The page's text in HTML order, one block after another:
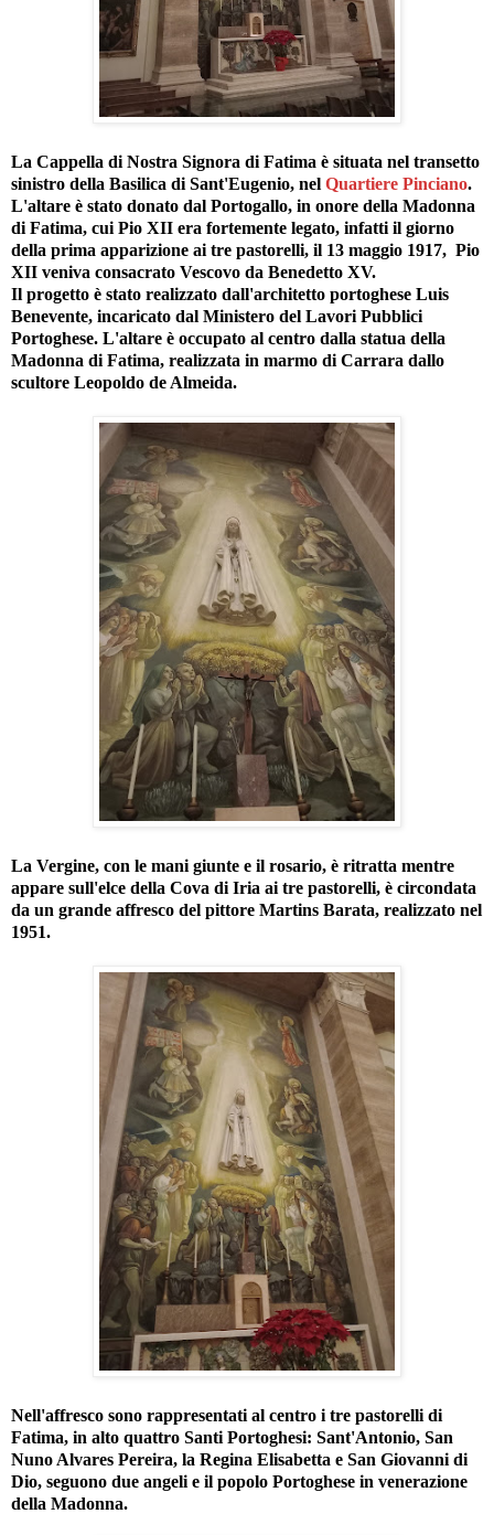
La Cappella di Nostra Signora di Fatima è situata nel transetto
sinistro della Basilica di Sant'Eugenio, nel Quartiere Pinciano.
L'altare è stato donato dal Portogallo, in onore della Madonna
di Fatima, cui Pio XII era fortemente legato, infatti il giorno
della prima apparizione ai tre pastorelli, il 13 maggio 1917, Pio
XII veniva consacrato Vescovo da Benedetto XV.
Il progetto è stato realizzato dall'architetto portoghese Luis
Benevente, incaricato dal Ministero del Lavori Pubblici
Portoghese. L'altare è occupato al centro dalla statua della
Madonna di Fatima, realizzata in marmo di Carrara dallo
scultore Leopoldo de Almeida.
La Vergine, con le mani giunte e il rosario, è ritratta mentre
appare sull'elce della Cova di Iria ai tre pastorelli, è circondata
da un grande affresco del pittore Martins Barata, realizzato nel
1951.
Nell'affresco sono rappresentati al centro i tre pastorelli di
Fatima, in alto quattro Santi Portoghesi: Sant'Antonio, San
Nuno Alvares Pereira, la Regina Elisabetta e San Giovanni di
Dio, seguono due angeli e il popolo Portoghese in venerazione
della Madonna.